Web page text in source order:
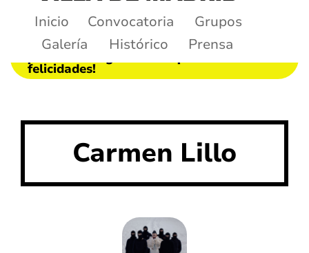
Inicio Convocatoria
Grupos
Galería
Histórico Prensa
felicidades!
Carmen Lillo